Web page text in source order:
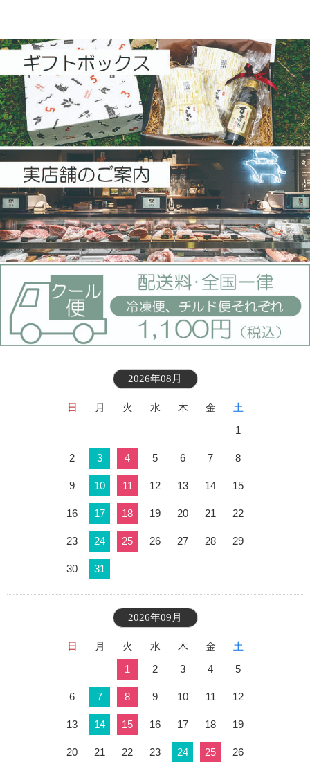
2026年08月
日 月 火 水 木 金
土
1
2 3 4 5 6 7 8
9 10 11 12 13 14 15
16 17 18 19 20 21 22
23 24 25 26 27 28 29
30 31
2026年09月
日 月 火 水 木 金
土
1
2 3 4 5
6 7 8 9 10 11 12
13 14 15 16 17 18 19
20 21 22 23 24 25 26